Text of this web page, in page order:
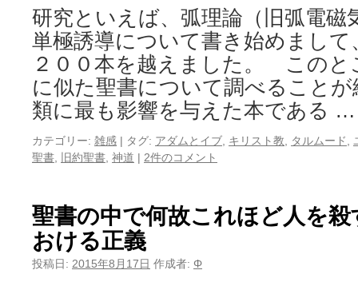
研究といえば、弧理論（旧弧電磁
単極誘導について書き始めまし
２００本を越えました。 このと
に似た聖書について調べること
類に最も影響を与えた本である
カテゴリー: 雑感 | タグ: アダムとイブ キリスト教 タルムード
聖書
旧約聖書 神道 | 2件のコメント
聖書の中で何故これほど人を
おける正義
投稿日: 2015年8月17日 作成者: Φ